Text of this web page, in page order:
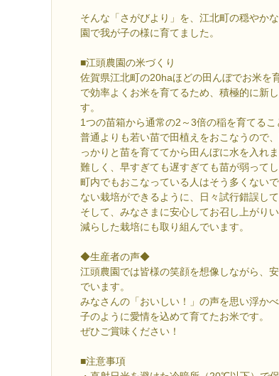
そんな「さがびより」を、江北町の穏やか
園で我が子の様に育てました。
■江頭農園の米づくり
佐賀県江北町の20haほどの田んぼでお米を
で効率よくお米を育てるため、積極的に新
す。
1つの苗箱から通常の2～3倍の稲を育てるこ
普通よりも若い苗で田植えをおこなうので
っかりと苗を育ててから田んぼに水を入れ
難しく、早すぎても遅すぎても苗が弱ってし
町内でもおこなっている人はそう多くない
ない栽培ができるように、日々試行錯誤して
そして、みなさまに安心してお召し上がり
減らした栽培にも取り組んでいます。
◆生産者の声◆
江頭農園では皆様の笑顔を想像しながら、
でいます。
みなさんの「おいしい！」の声を思い浮か
子のように愛情を込めて育てたお米です。
ぜひご賞味ください！
■注意事項